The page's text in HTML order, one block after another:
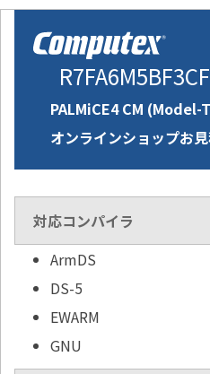
PALMiCE4 CM (Model-
オンラインショップお
対応コンパイラ
ArmDS
DS-5
EWARM
GNU